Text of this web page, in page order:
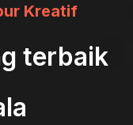
Kreatif
terbaik